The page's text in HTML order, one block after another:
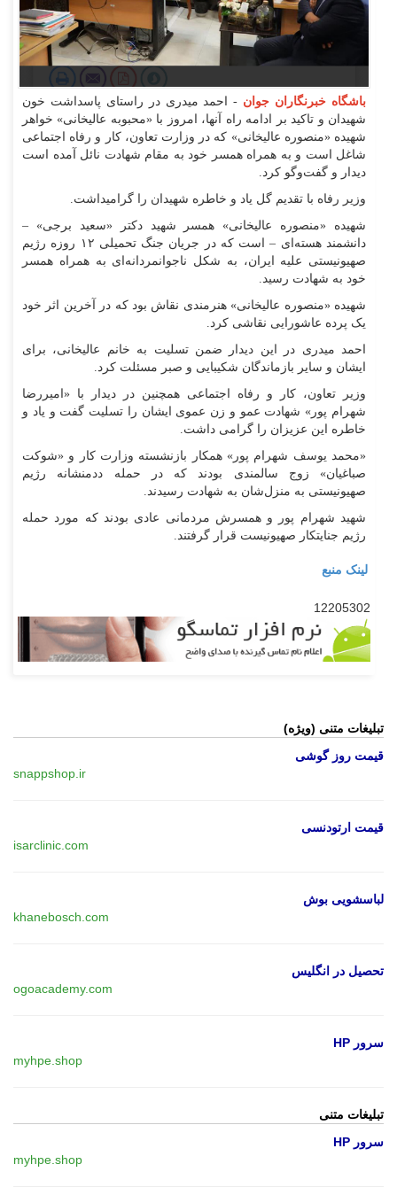
باشگاه خبرنگاران جوان - احمد میدری در راستای پاسداشت خون
شهیدان و تاکید بر ادامه راه آنها، امروز با «محبوبه عالیخانی» خواهر
شهیده «منصوره عالیخانی» که در وزارت تعاون، کار و رفاه اجتماعی
شاغل است و به همراه همسر خود به مقام شهادت نائل آمده است
دیدار و گفت‌و‌گو کرد.
وزیر رفاه با تقدیم گل یاد و خاطره شهیدان را گرامیداشت.
شهیده «منصوره عالیخانی» همسر شهید دکتر «سعید برجی» –
دانشمند هسته‌ای – است که در جریان جنگ تحمیلی ۱۲ روزه رژیم
صهیونیستی علیه ایران، به شکل ناجوانمردانه‌ای به همراه همسر
خود به شهادت رسید.
شهیده «منصوره عالیخانی» هنرمندی نقاش بود که در آخرین اثر خود
یک پرده عاشورایی نقاشی کرد.
احمد میدری در این دیدار ضمن تسلیت به خانم عالیخانی، برای
ایشان و سایر بازماندگان شکیبایی و صبر مسئلت کرد.
وزیر تعاون، کار و رفاه اجتماعی همچنین در دیدار با «امیررضا
شهرام پور» شهادت عمو و زن عموی ایشان را تسلیت گفت و یاد و
خاطره این عزیزان را گرامی داشت.
«محمد یوسف شهرام پور» همکار بازنشسته وزارت کار و «شوکت
صباغیان» زوج سالمندی بودند که در حمله ددمنشانه رژیم
صهیونیستی به منزل‌شان به شهادت رسیدند.
شهید شهرام پور و همسرش مردمانی عادی بودند که مورد حمله
رژیم جنایتکار صهیونیست قرار گرفتند.
لینک منبع
12205302
تبلیغات متنی (ویژه)
قیمت روز گوشی
snappshop.ir
قیمت ارتودنسی
isarclinic.com
لباسشویی بوش
khanebosch.com
تحصیل در انگلیس
ogoacademy.com
سرور HP
myhpe.shop
تبلیغات متنی
سرور HP
myhpe.shop